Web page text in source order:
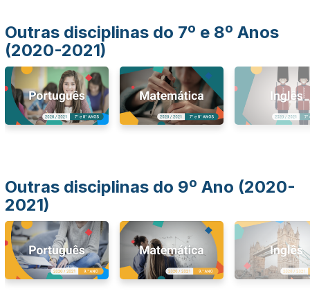
Outras disciplinas do 7º e 8º Anos
(2020-2021)
Outras disciplinas do 9º Ano (2020-
2021)